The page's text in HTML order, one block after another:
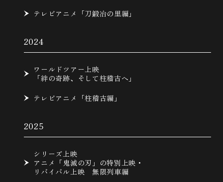
テレビアニメ「刀鍛冶の里編」
2024
ワールドツアー上映
「絆の奇跡、そして柱稽古へ」
テレビアニメ「柱稽古編」
2025
シリーズ上映
アニメ「鬼滅の刃」の特別上映・
リバイバル上映 無限列車編